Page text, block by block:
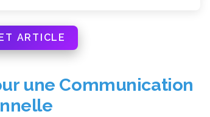
ARTICLE
une Communication